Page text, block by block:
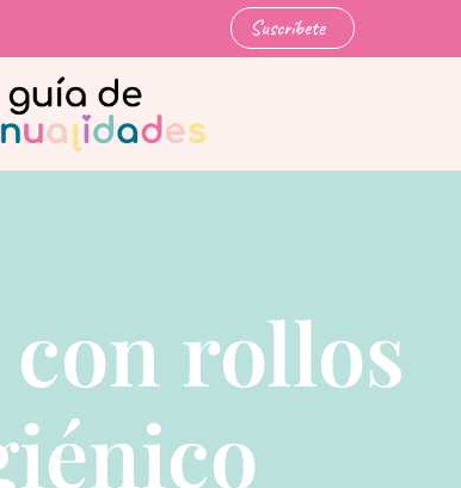
Suscríbete
rollos